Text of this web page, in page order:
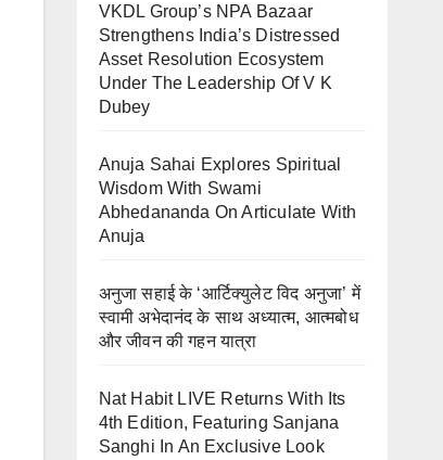
VKDL Group’s NPA Bazaar
Strengthens India’s Distressed
Asset Resolution Ecosystem
Under The Leadership Of V K
Dubey
Anuja Sahai Explores Spiritual
Wisdom With Swami
Abhedananda On Articulate With
Anuja
अनुजा सहाई के ‘आर्टिक्युलेट विद अनुजा’ में
स्वामी अभेदानंद के साथ अध्यात्म, आत्मबोध
और जीवन की गहन यात्रा
Nat Habit LIVE Returns With Its
4th Edition, Featuring Sanjana
Sanghi In An Exclusive Look